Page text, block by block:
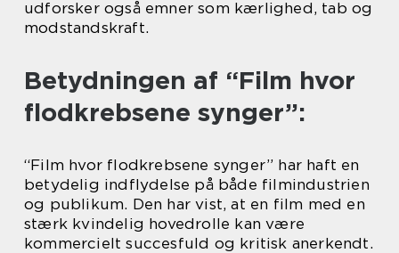
udforsker også emner som kærlighed, tab og
modstandskraft.
Betydningen af “Film hvor
flodkrebsene synger”:
“Film hvor flodkrebsene synger” har haft en
betydelig indflydelse på både filmindustrien
og publikum. Den har vist, at en film med en
stærk kvindelig hovedrolle kan være
kommercielt succesfuld og kritisk anerkendt.